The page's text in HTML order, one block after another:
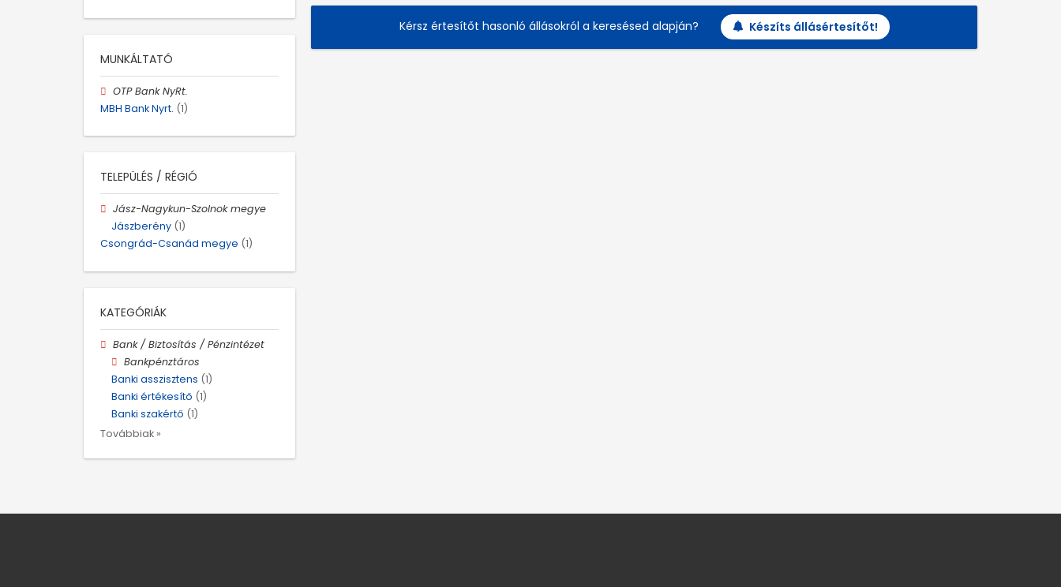
Kérsz értesítőt hasonló állásokról a keresésed alapján? Készíts állásértesítőt!
MUNKÁLTATÓ
OTP Bank NyRt.
MBH Bank Nyrt. (1)
TELEPÜLÉS / RÉGIÓ
Jász-Nagykun-Szolnok megye
Jászberény (1)
Csongrád-Csanád megye (1)
KATEGÓRIÁK
Bank / Biztosítás / Pénzintézet
Bankpénztáros
Banki asszisztens (1)
Banki értékesítő (1)
Banki szakértő (1)
Továbbiak »